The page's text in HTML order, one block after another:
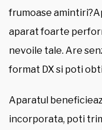
frumoase
aparat foarte
nevoile tale. Are
format DX si poti
Aparatul
incorporata, poti